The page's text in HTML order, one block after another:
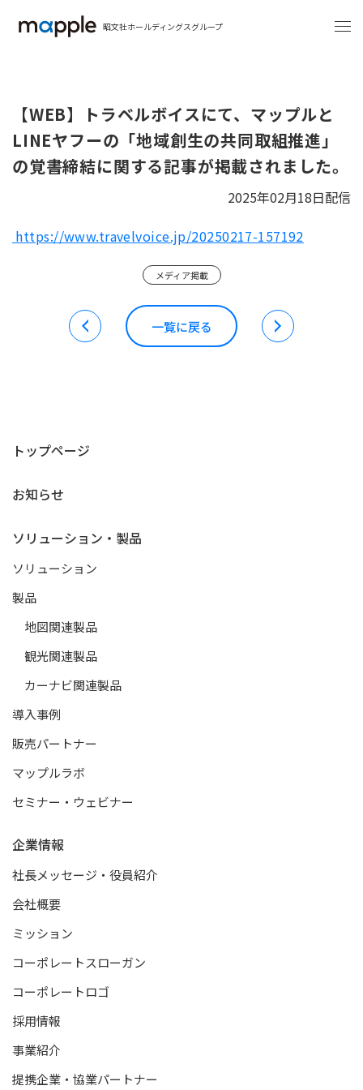
昭文社ホールディングスグループ
【WEB】トラベルボイスにて、マップルと
LINEヤフーの「地域創生の共同取組推進」
の覚書締結に関する記事が掲載されました。
2025年02月18日配信
https://www.travelvoice.jp/20250217-157192
メディア掲載
一覧に戻る
トップページ
お知らせ
ソリューション・製品
ソリューション
製品
地図関連製品
観光関連製品
カーナビ関連製品
導入事例
販売パートナー
マップルラボ
セミナー・ウェビナー
企業情報
社長メッセージ・役員紹介
会社概要
ミッション
コーポレートスローガン
コーポレートロゴ
採用情報
事業紹介
提携企業・協業パートナー